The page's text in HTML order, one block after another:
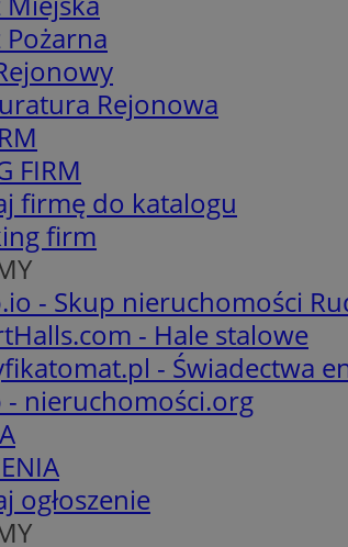
Pożarna
Rejonowa
FIRM
firmę do katalogu
firm
- Skup nieruchomości
- Hale stalowe
- Świadectwa
- nieruchomości.org
ogłoszenie